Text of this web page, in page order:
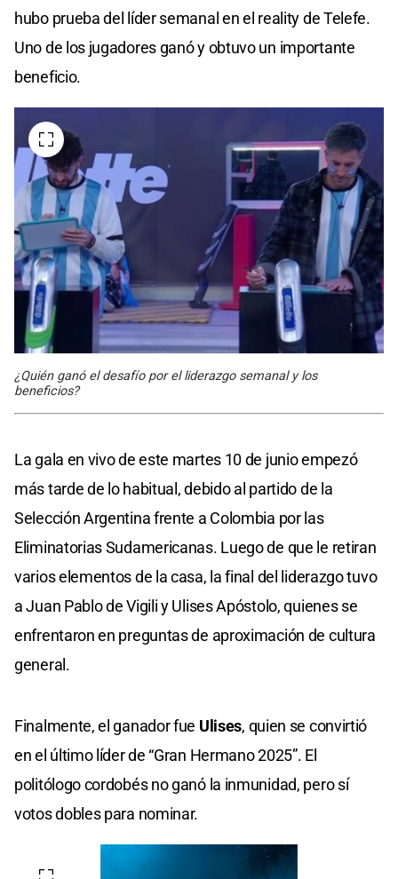
hubo prueba del líder semanal en el reality de Telefe.
Uno de los jugadores ganó y obtuvo un importante
beneficio.
¿Quién ganó el desafío por el liderazgo semanal y los
beneficios?
La gala en vivo de este martes 10 de junio empezó
más tarde de lo habitual, debido al partido de la
Selección Argentina frente a Colombia por las
Eliminatorias Sudamericanas. Luego de que le retiran
varios elementos de la casa, la final del liderazgo tuvo
a Juan Pablo de Vigili y Ulises Apóstolo, quienes se
enfrentaron en preguntas de aproximación de cultura
general.
Finalmente, el ganador fue Ulises, quien se convirtió
en el último líder de “Gran Hermano 2025”. El
politólogo cordobés no ganó la inmunidad, pero sí
votos dobles para nominar.